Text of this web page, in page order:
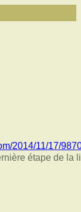
2014/11/17/
étape de la